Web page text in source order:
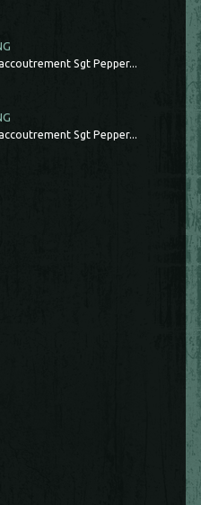
Sgt Pepper...
Sgt Pepper...